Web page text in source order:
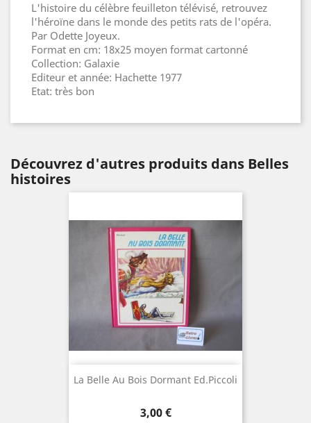
L'histoire du célèbre feuilleton télévisé, retrouvez
l'héroïne dans le monde des petits rats de l'opéra.
Par Odette Joyeux.
Format en cm: 18x25 moyen format cartonné
Collection: Galaxie
Editeur et année: Hachette 1977
Etat: très bon
Découvrez d'autres produits dans Belles
histoires
La Belle Au Bois Dormant Ed.Piccoli
Prix
3,00 €